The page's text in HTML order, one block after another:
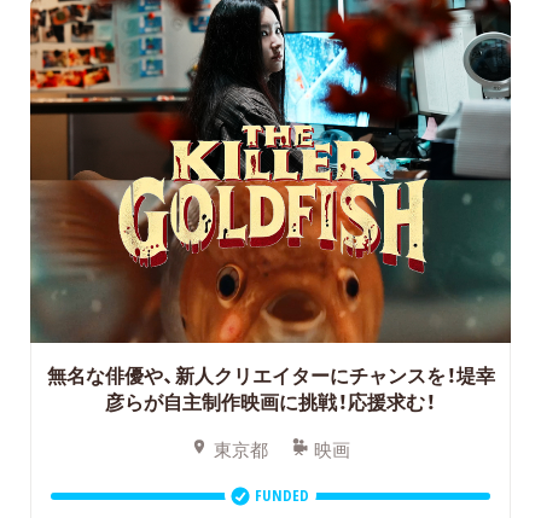
無名な俳優や、新人クリエイターにチャンスを！堤幸
彦らが自主制作映画に挑戦！応援求む！
東京都 映画
FUNDED